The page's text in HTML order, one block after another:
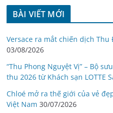
BÀI VIẾT MỚI
Versace ra mắt chiến dịch Thu
03/08/2026
“Thu Phong Nguyệt Vị” – Bộ
thu 2026 từ Khách sạn LOTTE
Chloé mở ra thế giới của vẻ
Việt Nam 30/07/2026